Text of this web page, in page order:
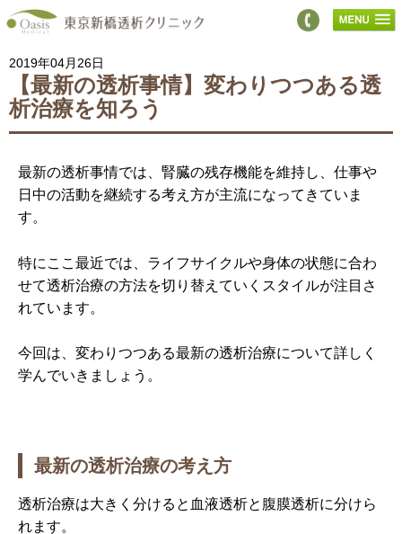
2019年04月26日
【最新の透析事情】変わりつつある透
析治療を知ろう
最新の透析事情では、腎臓の残存機能を維持し、仕事や
日中の活動を継続する考え方が主流になってきていま
す。
特にここ最近では、ライフサイクルや身体の状態に合わ
せて透析治療の方法を切り替えていくスタイルが注目さ
れています。
今回は、変わりつつある最新の透析治療について詳しく
学んでいきましょう。
最新の透析治療の考え方
透析治療は大きく分けると血液透析と腹膜透析に分けら
れます。